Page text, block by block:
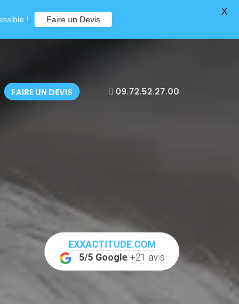
FAIRE UN DEVIS 09.72.52.27.00
EXXACTITUDE.COM
5/5 Google +21 avis
! Faire un Devis
X